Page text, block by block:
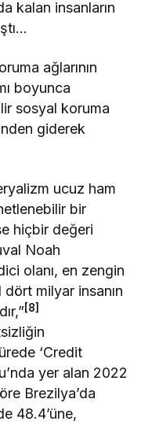
kalan insanların
ağlarının
boyunca
sosyal koruma
giderek
ucuz ham
bir
hiçbir değeri
Noah
olanı, en zengin
milyar insanın
[8]
‘Credit
yer alan 2022
Brezilya’da
48.4’üne,